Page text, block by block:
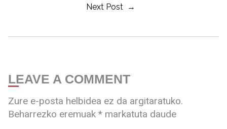
Next Post →
LEAVE A COMMENT
Zure e-posta helbidea ez da argitaratuko.
Beharrezko eremuak *markatuta daude